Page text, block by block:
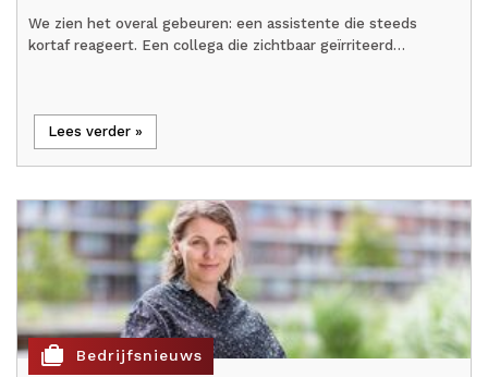
We zien het overal gebeuren: een assistente die steeds
kortaf reageert. Een collega die zichtbaar geïrriteerd…
Lees verder »
cases Bedrijfsnieuws